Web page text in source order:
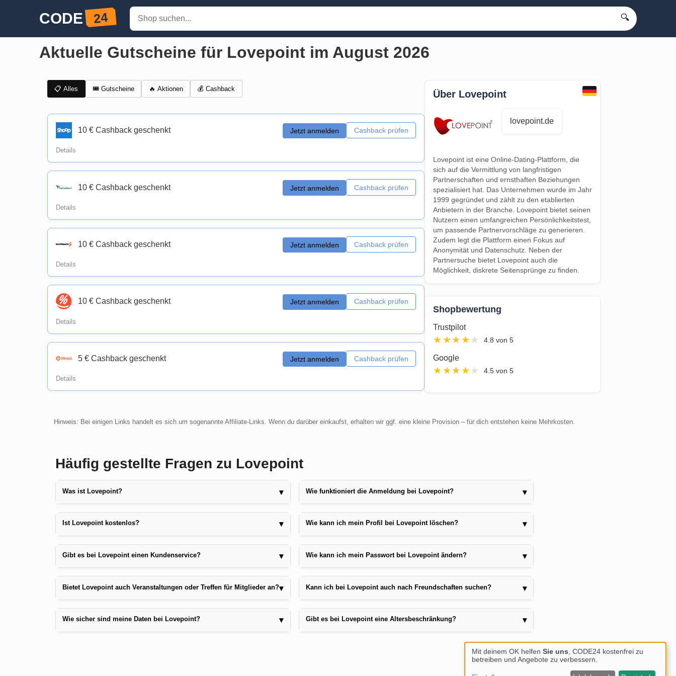
🔍
Aktuelle Gutscheine für Lovepoint im August 2026
📋 Alles 🎟️ Gutscheine 🔥 Aktionen 💰 Cashback
10 € Cashback geschenkt Jetzt anmelden Cashback prüfen
Details
10 € Cashback geschenkt Jetzt anmelden Cashback prüfen
Details
10 € Cashback geschenkt Jetzt anmelden Cashback prüfen
Details
10 € Cashback geschenkt Jetzt anmelden Cashback prüfen
Details
5 € Cashback geschenkt Jetzt anmelden Cashback prüfen
Details
Über Lovepoint
lovepoint.de
Lovepoint ist eine Online-Dating-Plattform, die
sich auf die Vermittlung von langfristigen
Partnerschaften und ernsthaften Beziehungen
spezialisiert hat. Das Unternehmen wurde im Jahr
1999 gegründet und zählt zu den etablierten
Anbietern in der Branche. Lovepoint bietet seinen
Nutzern einen umfangreichen Persönlichkeitstest,
um passende Partnervorschläge zu generieren.
Zudem legt die Plattform einen Fokus auf
Anonymität und Datenschutz. Neben der
Partnersuche bietet Lovepoint auch die
Möglichkeit, diskrete Seitensprünge zu finden.
Shopbewertung
Trustpilot
★★★★ ★ 4.8 von 5
Google
★★★★ ★ 4.5 von 5
Hinweis: Bei einigen Links handelt es sich um sogenannte Affiliate-Links. Wenn du darüber einkaufst, erhalten wir ggf. eine kleine Provision – für dich entstehen keine Mehrkosten.
Häufig gestellte Fragen zu Lovepoint
Was ist Lovepoint? ▾ Wie funktioniert die Anmeldung bei Lovepoint? ▾
Ist Lovepoint kostenlos? ▾ Wie kann ich mein Profil bei Lovepoint löschen? ▾
Gibt es bei Lovepoint einen Kundenservice? ▾ Wie kann ich mein Passwort bei Lovepoint ändern? ▾
Bietet Lovepoint auch Veranstaltungen oder Treffen für Mitglieder an?▾ Kann ich bei Lovepoint auch nach Freundschaften suchen? ▾
Wie sicher sind meine Daten bei Lovepoint? ▾ Gibt es bei Lovepoint eine Altersbeschränkung? ▾
Mit deinem OK helfen Sie uns , CODE24 kostenfrei zu
betreiben und Angebote zu verbessern.